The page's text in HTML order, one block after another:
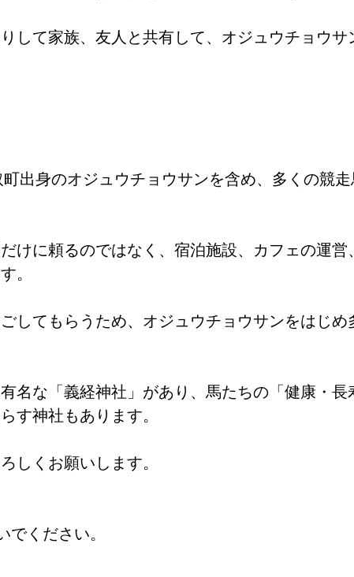
して家族、友人と共有して、オジュウチョウ
出身のオジュウチョウサンを含め、多くの競
けに頼るのではなく、宿泊施設、カフェの運
。
してもらうため、オジュウチョウサンをはじ
名な「義経神社」があり、馬たちの「健康・
す神社もあります。
しくお願いします。
ください。